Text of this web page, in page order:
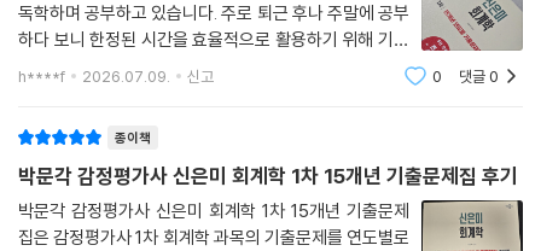
독학하며 공부하고 있습니다. 주로 퇴근 후나 주말에 공부
하다 보니 한정된 시간을 효율적으로 활용하기 위해 기출
문제 위주로 공부하고 있습니다. 그러한 점에서 이 교재는
h****f 2026.07.09. 신고 0 댓글0
종이책
박문각 감정평가사 신은미 회계학 1차 15개년 기출문제집 후기
박문각 감정평가사 신은미 회계학 1차 15개년 기출문제
집은 감정평가사 1차 회계학 과목의 기출문제를 연도별로